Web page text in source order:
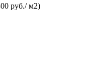
руб./ м2)